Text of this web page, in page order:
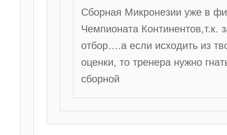
Сборная Микронезии уже в
Чемпионата Континентов,т.к.
отбор….а если исходить из
оценки, то тренера нужно
сборной